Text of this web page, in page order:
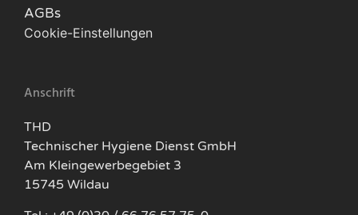
AGBs
Cookie-Einstellungen
Anschrift
THD
Technischer Hygiene Dienst GmbH
Am Kleingewerbegebiet 3
15745 Wildau